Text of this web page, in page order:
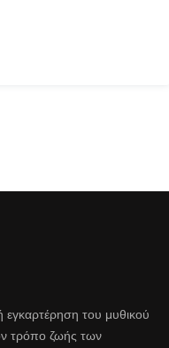
εγκαρτέρηση του μυθικού
τρόπο ζωής των